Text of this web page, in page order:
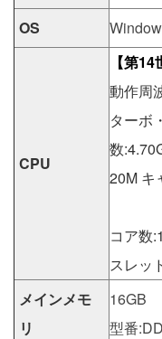
OS
CPU
【第
動作周
ターボ
数
20M キ
コア数
スレッ
メインメモ
リ
16GB
型番